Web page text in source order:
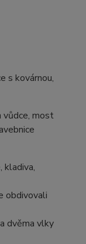
s kovárnou,
vůdce, most
kladiva,
obdivovali
dvěma vlky